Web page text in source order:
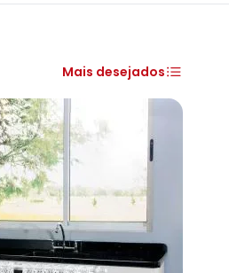
Mais desejados